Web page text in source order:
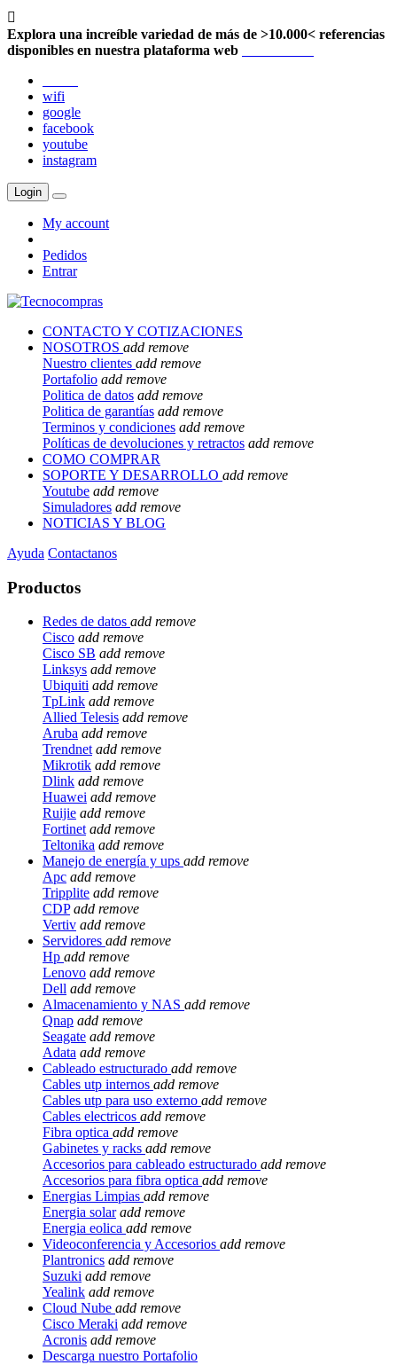

Explora una increíble variedad de más de >10.000< referencias
disponibles en nuestra plataforma web
wifi
google
facebook
youtube
instagram
Login
My account
Pedidos
Entrar
CONTACTO Y COTIZACIONES
NOSOTROS add remove
Nuestro clientes add remove
Portafolio add remove
Politica de datos add remove
Politica de garantías add remove
Terminos y condiciones add remove
Políticas de devoluciones y retractos add remove
COMO COMPRAR
SOPORTE Y DESARROLLO add remove
Youtube add remove
Simuladores add remove
NOTICIAS Y BLOG
Ayuda Contactanos
Productos
Redes de datos add remove
Cisco add remove
Cisco SB add remove
Linksys add remove
Ubiquiti add remove
TpLink add remove
Allied Telesis add remove
Aruba add remove
Trendnet add remove
Mikrotik add remove
Dlink add remove
Huawei add remove
Ruijie add remove
Fortinet add remove
Teltonika add remove
Manejo de energía y ups add remove
Apc add remove
Tripplite add remove
CDP add remove
Vertiv add remove
Servidores add remove
Hp add remove
Lenovo add remove
Dell add remove
Almacenamiento y NAS add remove
Qnap add remove
Seagate add remove
Adata add remove
Cableado estructurado add remove
Cables utp internos add remove
Cables utp para uso externo add remove
Cables electricos add remove
Fibra optica add remove
Gabinetes y racks add remove
Accesorios para cableado estructurado add remove
Accesorios para fibra optica add remove
Energias Limpias add remove
Energia solar add remove
Energia eolica add remove
Videoconferencia y Accesorios add remove
Plantronics add remove
Suzuki add remove
Yealink add remove
Cloud Nube add remove
Cisco Meraki add remove
Acronis add remove
Descarga nuestro Portafolio